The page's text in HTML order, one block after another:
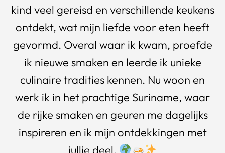
kind veel gereisd en verschillende keukens
ontdekt, wat mijn liefde voor eten heeft
gevormd. Overal waar ik kwam, proefde
ik nieuwe smaken en leerde ik unieke
culinaire tradities kennen. Nu woon en
werk ik in het prachtige Suriname, waar
de rijke smaken en geuren me dagelijks
inspireren en ik mijn ontdekkingen met
jullie deel.